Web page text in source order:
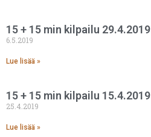
15 + 15 min kilpailu 29.4.2019
6.5.2019
Lue lisää »
15 + 15 min kilpailu 15.4.2019
25.4.2019
Lue lisää »